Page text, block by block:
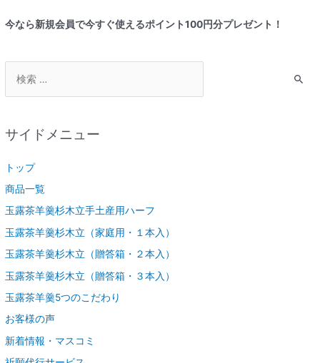
今なら新規会員で今すぐ使えるポイント100円分プレゼント！
象
サイドメニュー
トップ
商品一覧
玉露茶羊羹杉木立手土産用ハーフ
玉露茶羊羹杉木立（家庭用・１本入）
玉露茶羊羹杉木立（贈答箱・２本入）
玉露茶羊羹杉木立（贈答箱・３本入）
玉露茶羊羹5つのこだわり
お客様の声
新着情報・マスコミ